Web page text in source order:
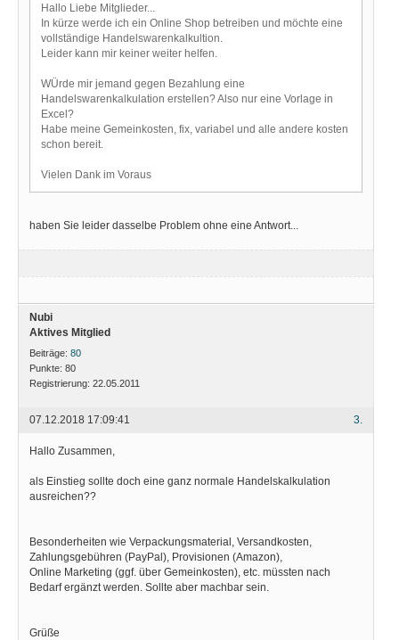
Hallo Liebe Mitglieder...
In kürze werde ich ein Online Shop betreiben und möchte eine
vollständige Handelswarenkalkultion.
Leider kann mir keiner weiter helfen.
WÜrde mir jemand gegen Bezahlung eine
Handelswarenkalkulation erstellen? Also nur eine Vorlage in
Excel?
Habe meine Gemeinkosten, fix, variabel und alle andere kosten
schon bereit.
Vielen Dank im Voraus
haben Sie leider dasselbe Problem ohne eine Antwort...
Nubi
Aktives Mitglied
Beiträge: 80
Punkte: 80
Registrierung: 22.05.2011
3.
07.12.2018 17:09:41
Hallo Zusammen,
als Einstieg sollte doch eine ganz normale Handelskalkulation
ausreichen??
Besonderheiten wie Verpackungsmaterial, Versandkosten,
Zahlungsgebühren (PayPal), Provisionen (Amazon),
Online Marketing (ggf. über Gemeinkosten), etc. müssten nach
Bedarf ergänzt werden. Sollte aber machbar sein.
Grüße